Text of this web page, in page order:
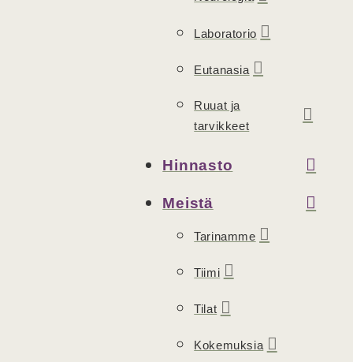
Laboratorio
Eutanasia
Ruuat ja
tarvikkeet
Hinnasto
Meistä
Tarinamme
Tiimi
Tilat
Kokemuksia